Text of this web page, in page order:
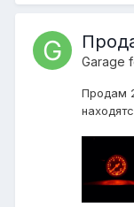
Garage
Продам